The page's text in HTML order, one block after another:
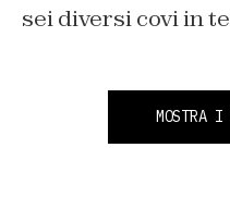
sei diversi covi in
MOSTRA I